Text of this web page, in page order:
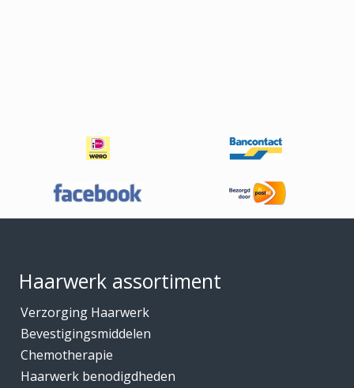
Haarwerk assortiment
Verzorging Haarwerk
Bevestigingsmiddelen
Chemotherapie
Haarwerk benodigdheden